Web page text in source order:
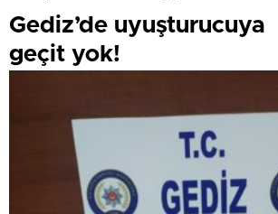
Gediz’de uyuşturucuya
geçit yok!